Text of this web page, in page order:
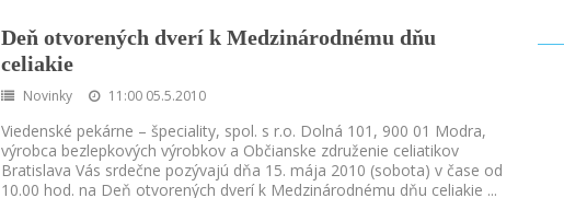
Deň otvorených dverí k Medzinárodnému dňu
celiakie
Novinky 11:00 05.5.2010
Viedenské pekárne – špeciality, spol. s r.o. Dolná 101, 900 01 Modra,
výrobca bezlepkových výrobkov a Občianske združenie celiatikov
Bratislava Vás srdečne pozývajú dňa 15. mája 2010 (sobota) v čase od
10.00 hod. na Deň otvorených dverí k Medzinárodnému dňu celiakie ...